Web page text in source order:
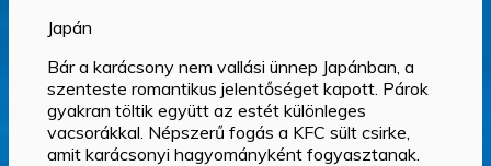
Japán
Bár a karácsony nem vallási ünnep Japánban, a
szenteste romantikus jelentőséget kapott. Párok
gyakran töltik együtt az estét különleges
vacsorákkal. Népszerű fogás a KFC sült csirke,
amit karácsonyi hagyományként fogyasztanak.